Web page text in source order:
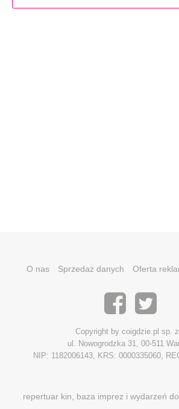
O nas Sprzedaż danych Oferta
Copyright by coigdzie.pl sp.
ul. Nowogrodzka 31, 00-511
NIP: 1182006143, KRS: 0000335060,
repertuar kin, baza imprez i wydarzeń